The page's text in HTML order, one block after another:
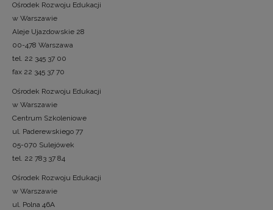
Ośrodek Rozwoju Edukacji
w Warszawie
Aleje Ujazdowskie 28
00-478 Warszawa
tel. 22 345 37 00
fax 22 345 37 70
Ośrodek Rozwoju Edukacji
w Warszawie
Centrum Szkoleniowe
ul. Paderewskiego 77
05-070 Sulejówek
tel. 22 783 37 84
Ośrodek Rozwoju Edukacji
w Warszawie
ul. Polna 46A